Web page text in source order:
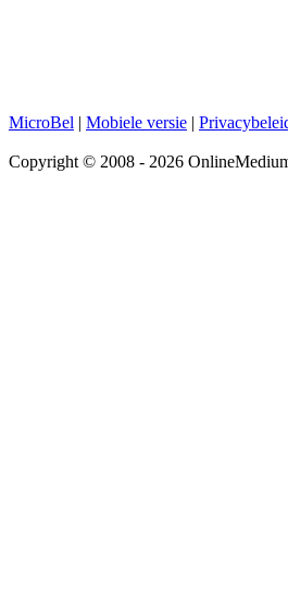
MicroBel | Mobiele versie |
Copyright © 2008 - 2026